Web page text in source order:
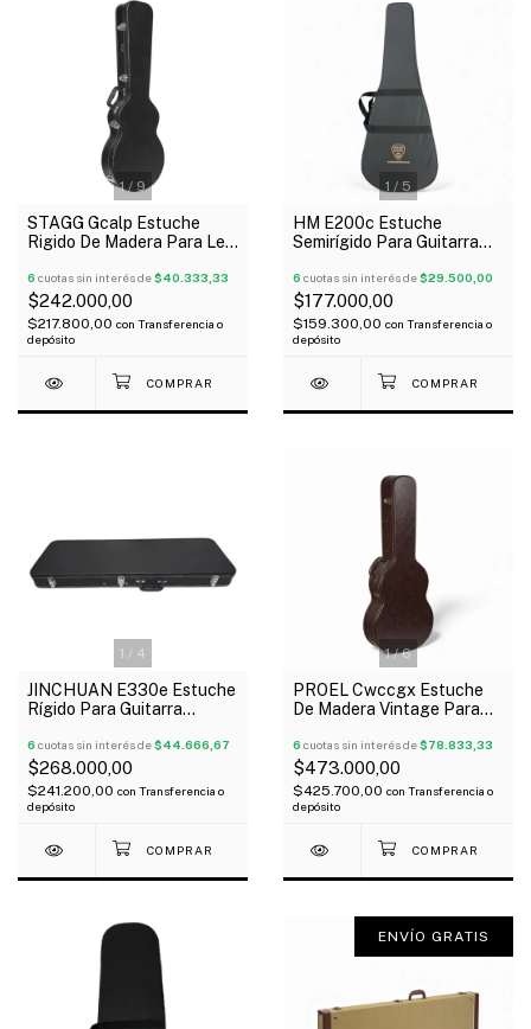
1/ 9
STAGG Gcalp Estuche
Rigido De Madera Para Les
6 cuotas sin interés de$40.333,33
$242.000,00
$217.800,00 con Transferencia o
depósito
1 / 5
HM E200c Estuche
Semirígido Para Guitarra
6 cuotas sin interés de$29.500,00
$177.000,00
$159.300,00 con Transferencia o
depósito
1 / 4
JINCHUAN E330e Estuche
Rígido Para Guitarra
Similcuero
6 cuotas sin interés de$44.666,67
$268.000,00
$241.200,00 con Transferencia o
depósito
1/6
PROEL Cwccgx Estuche
De Madera Vintage Para
6 cuotas sin interés de$78.833,33
$473.000,00
$425.700,00 con Transferencia o
depósito
ENVÍO GRATIS